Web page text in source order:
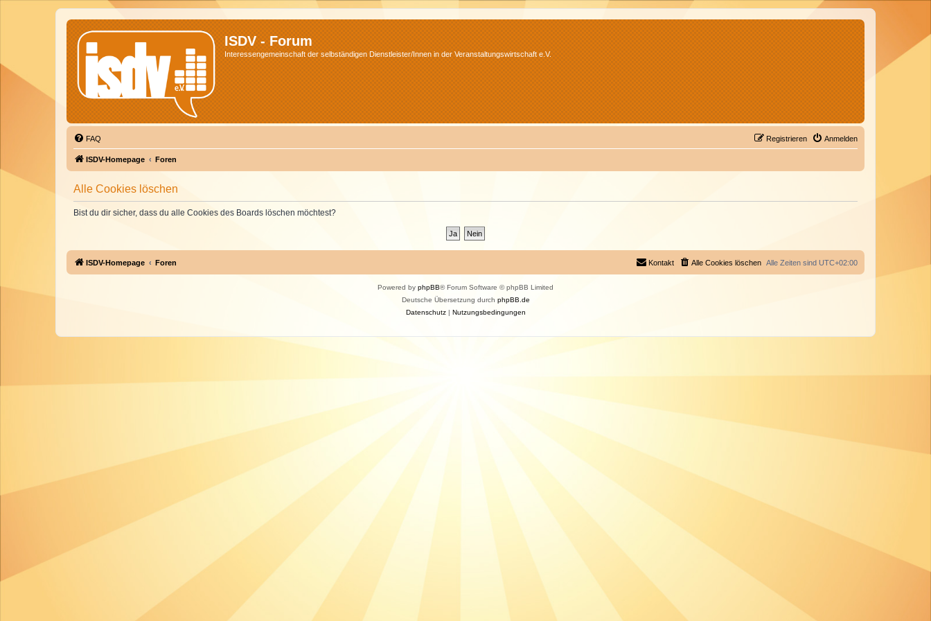
ISDV - Forum
Interessengemeinschaft der selbständigen Dienstleister/Innen in der Veranstaltungswirtschaft e.V.
FAQ Anmelden
Registrieren
ISDV-Homepage Foren
Alle Cookies löschen
Bist du dir sicher, dass du alle Cookies des Boards löschen möchtest?
ISDV-Homepage Foren Alle Zeiten sind UTC+02:00
Alle Cookies löschen
Kontakt
Powered by phpBB® Forum Software © phpBB Limited
Deutsche Übersetzung durch phpBB.de
Datenschutz| Nutzungsbedingungen